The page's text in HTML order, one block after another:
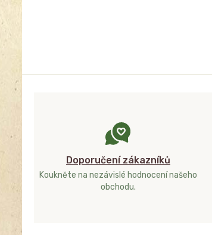
Doporučení zákazníků
Koukněte na nezávislé hodnocení našeho
obchodu.